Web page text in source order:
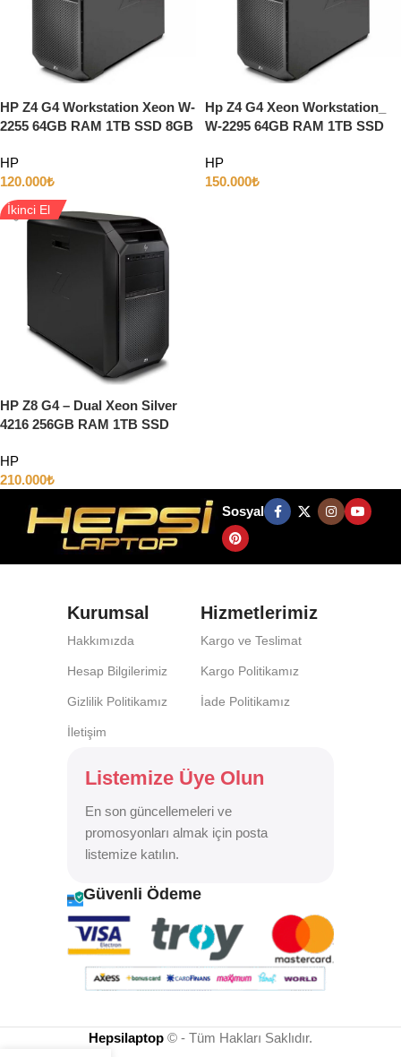
HP Z4 G4 Workstation Xeon W-
2255 64GB RAM 1TB SSD 8GB
KARTI
HP
120.000₺
Hp Z4 G4 Xeon Workstation_
W-2295 64GB RAM 1TB SSD
HP
150.000₺
İkinci El
HP Z8 G4 – Dual Xeon Silver
4216 256GB RAM 1TB SSD
HP
210.000₺
Sosyal
Kurumsal
Hakkımızda
Hesap Bilgilerimiz
Gizlilik Politikamız
İletişim
Hizmetlerimiz
Kargo ve Teslimat
Kargo Politikamız
İade Politikamız
Listemize Üye Olun
En son güncellemeleri ve
promosyonları almak için posta
listemize katılın.
Güvenli Ödeme
Hepsilaptop © - Tüm Hakları Saklıdır.